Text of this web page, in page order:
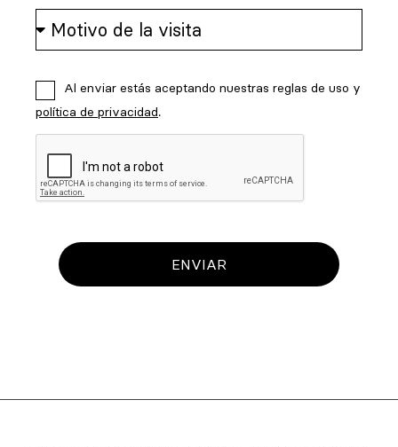
Al enviar estás aceptando nuestras reglas de uso y
política de privacidad.
ENVIAR